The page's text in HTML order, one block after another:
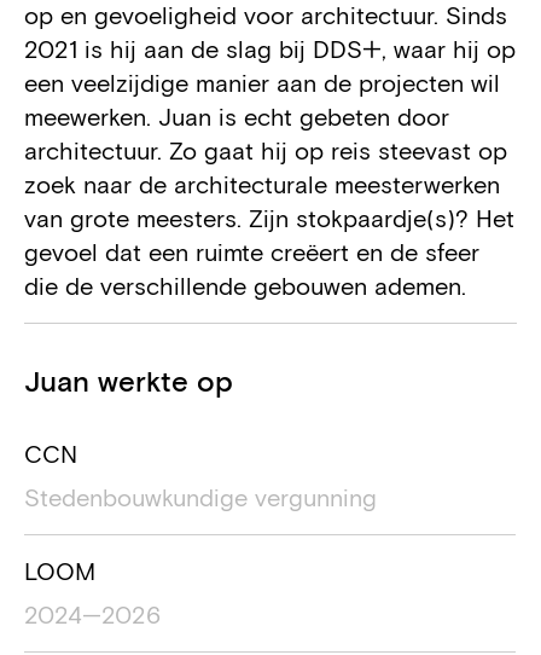
op en gevoeligheid voor architectuur. Sinds
2021 is hij aan de slag bij DDS+, waar hij op
een veelzijdige manier aan de projecten wil
meewerken. Juan is echt gebeten door
architectuur. Zo gaat hij op reis steevast op
zoek naar de architecturale meesterwerken
van grote meesters. Zijn stokpaardje(s)? Het
gevoel dat een ruimte creëert en de sfeer
die de verschillende gebouwen ademen.
Projecten
Juan werkte op
CCN
Stedenbouwkundige vergunning
LOOM
2024—2026